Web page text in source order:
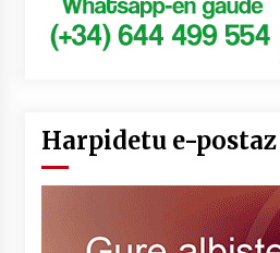
Harpidetu e-postaz